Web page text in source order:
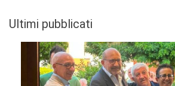
Ultimi pubblicati